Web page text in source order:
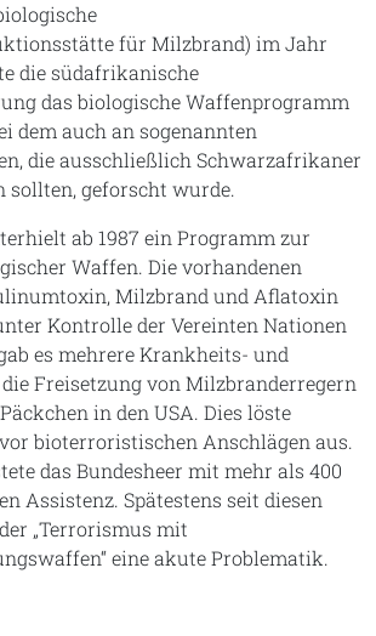
für Milzbrand) im Jahr
die südafrikanische
das biologische Waffenprogramm
dem auch an sogenannten
die ausschließlich Schwarzafrikaner
sollten, geforscht wurde.
ab 1987 ein Programm zur
Waffen. Die vorhandenen
Milzbrand und Aflatoxin
Kontrolle der Vereinten Nationen
es mehrere Krankheits- und
Freisetzung von Milzbranderregern
in den USA. Dies löste
bioterroristischen Anschlägen aus.
das Bundesheer mit mehr als 400
Assistenz. Spätestens seit diesen
„Terrorismus mit
eine akute Problematik.